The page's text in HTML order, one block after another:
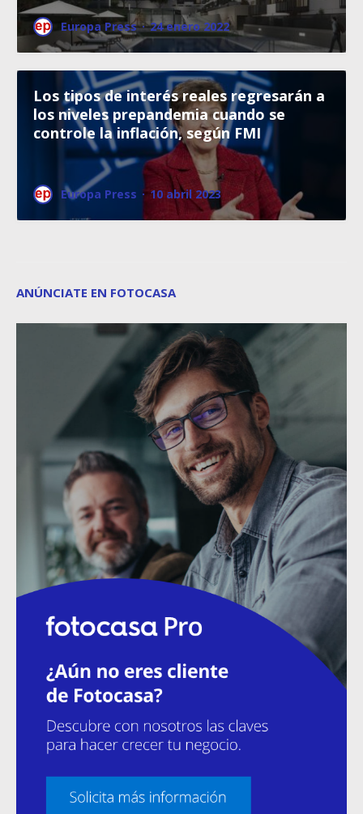
Europa Press · 24 enero 2022
Los tipos de interés reales regresarán a
los niveles prepandemia cuando se
controle la inflación, según FMI
Europa Press · 10 abril 2023
ANÚNCIATE EN FOTOCASA